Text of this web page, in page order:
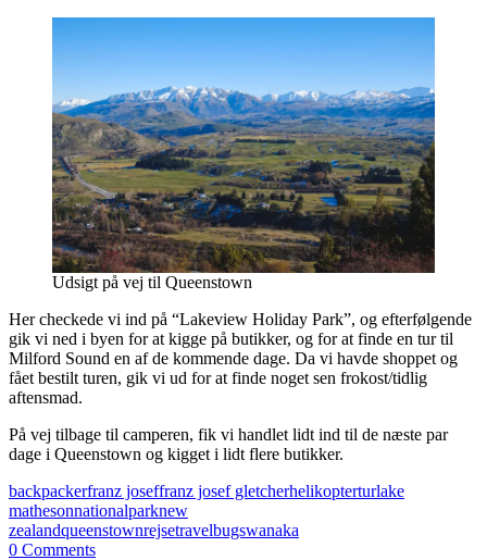
Udsigt på vej til Queenstown
Her checkede vi ind på “Lakeview Holiday Park”, og efterfølgende
gik vi ned i byen for at kigge på butikker, og for at finde en tur til
Milford Sound en af de kommende dage. Da vi havde shoppet og
fået bestilt turen, gik vi ud for at finde noget sen frokost/tidlig
aftensmad.
På vej tilbage til camperen, fik vi handlet lidt ind til de næste par
dage i Queenstown og kigget i lidt flere butikker.
backpackerfranz joseffranz josef gletcherhelikopterturlake
mathesonnationalparknew
zealandqueenstownrejsetravelbugswanaka
0 Comments